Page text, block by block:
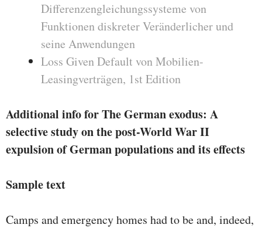
Differenzengleichungssysteme von
Funktionen diskreter Veränderlicher und
seine Anwendungen
Loss Given Default von Mobilien-
Leasingverträgen, 1st Edition
Additional info for The German exodus: A
selective study on the post-World War II
expulsion of German populations and its effects
Sample text
Camps and emergency homes had to be and, indeed,